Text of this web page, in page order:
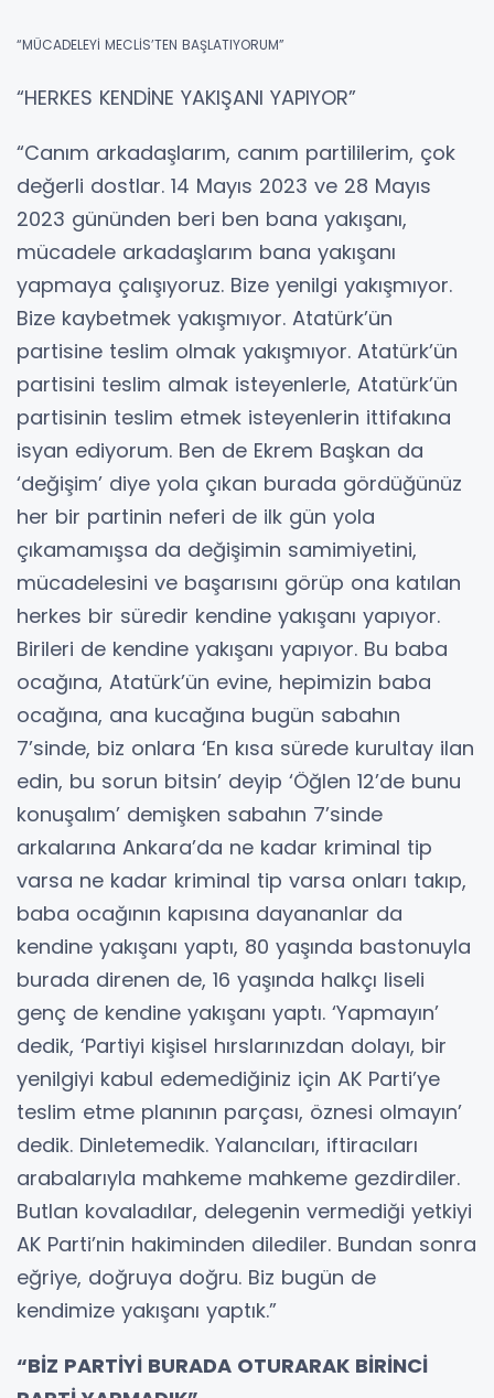
“MÜCADELEYİ MECLİS’TEN BAŞLATIYORUM”
“HERKES KENDİNE YAKIŞANI YAPIYOR”
“Canım arkadaşlarım, canım partililerim, çok
değerli dostlar. 14 Mayıs 2023 ve 28 Mayıs
2023 gününden beri ben bana yakışanı,
mücadele arkadaşlarım bana yakışanı
yapmaya çalışıyoruz. Bize yenilgi yakışmıyor.
Bize kaybetmek yakışmıyor. Atatürk’ün
partisine teslim olmak yakışmıyor. Atatürk’ün
partisini teslim almak isteyenlerle, Atatürk’ün
partisinin teslim etmek isteyenlerin ittifakına
isyan ediyorum. Ben de Ekrem Başkan da
‘değişim’ diye yola çıkan burada gördüğünüz
her bir partinin neferi de ilk gün yola
çıkamamışsa da değişimin samimiyetini,
mücadelesini ve başarısını görüp ona katılan
herkes bir süredir kendine yakışanı yapıyor.
Birileri de kendine yakışanı yapıyor. Bu baba
ocağına, Atatürk’ün evine, hepimizin baba
ocağına, ana kucağına bugün sabahın
7’sinde, biz onlara ‘En kısa sürede kurultay ilan
edin, bu sorun bitsin’ deyip ‘Öğlen 12’de bunu
konuşalım’ demişken sabahın 7’sinde
arkalarına Ankara’da ne kadar kriminal tip
varsa ne kadar kriminal tip varsa onları takıp,
baba ocağının kapısına dayananlar da
kendine yakışanı yaptı, 80 yaşında bastonuyla
burada direnen de, 16 yaşında halkçı liseli
genç de kendine yakışanı yaptı. ‘Yapmayın’
dedik, ‘Partiyi kişisel hırslarınızdan dolayı, bir
yenilgiyi kabul edemediğiniz için AK Parti’ye
teslim etme planının parçası, öznesi olmayın’
dedik. Dinletemedik. Yalancıları, iftiracıları
arabalarıyla mahkeme mahkeme gezdirdiler.
Butlan kovaladılar, delegenin vermediği yetkiyi
AK Parti’nin hakiminden dilediler. Bundan sonra
eğriye, doğruya doğru. Biz bugün de
kendimize yakışanı yaptık.”
“BİZ PARTİYİ BURADA OTURARAK BİRİNCİ